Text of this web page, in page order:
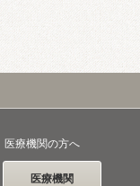
医療機関の方へ
医療機関